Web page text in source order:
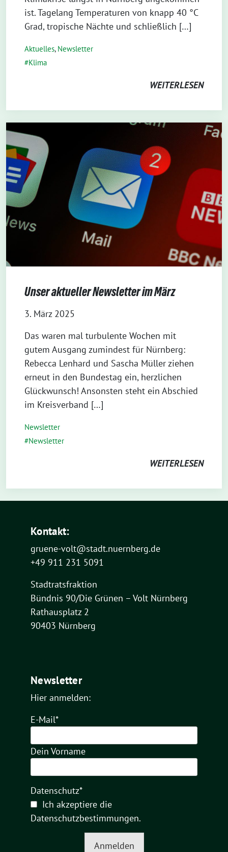
ist. Tagelang Temperaturen von knapp 40 °C
Grad, tropische Nächte und schließlich […]
Aktuelles, Newsletter
Klima
WEITERLESEN
Unser aktueller Newsletter im März
3. März 2025
Das waren mal turbulente Wochen mit
gutem Ausgang zumindest für Nürnberg:
Rebecca Lenhard und Sascha Müller ziehen
erneut in den Bundestag ein, herzlichen
Glückwunsch! Ansonsten steht ein Abschied
im Kreisverband […]
Newsletter
Newsletter
WEITERLESEN
Kontakt:
gruene-volt@stadt.nuernberg.de
+49 911 231 5091
Stadtratsfraktion
Bündnis 90/Die Grünen – Volt Nürnberg
Rathausplatz 2
90403 Nürnberg
Newsletter
Hier anmelden:
E-Mail*
Dein Vorname
Datenschutz*
Ich akzeptiere die
Datenschutzbestimmungen.
Anmelden